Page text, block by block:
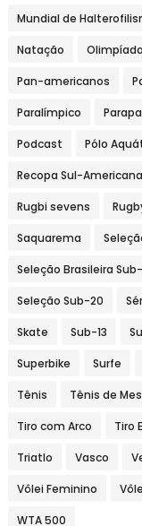
Mundial de
Natação
Pan-americanos
Paralímpico
Podcast Pólo
Recopa Sul-Americana
Rugbi sevens
Saquarema
Seleção Brasileira
Seleção Sub-20
Skate Sub-13
Superbike Surfe
Tênis Tênis de
Tiro com Arco Tiro
Triatlo Vasco
Vôlei Feminino
WTA 500